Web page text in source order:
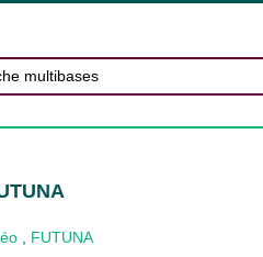
FUTUNA